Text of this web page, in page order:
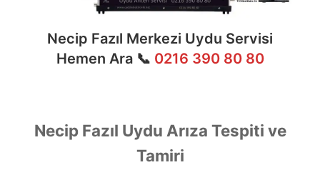
Necip Fazıl Merkezi Uydu Servisi
Hemen Ara 📞 0216 390 80 80
Necip Fazıl Uydu Arıza Tespiti ve
Tamiri